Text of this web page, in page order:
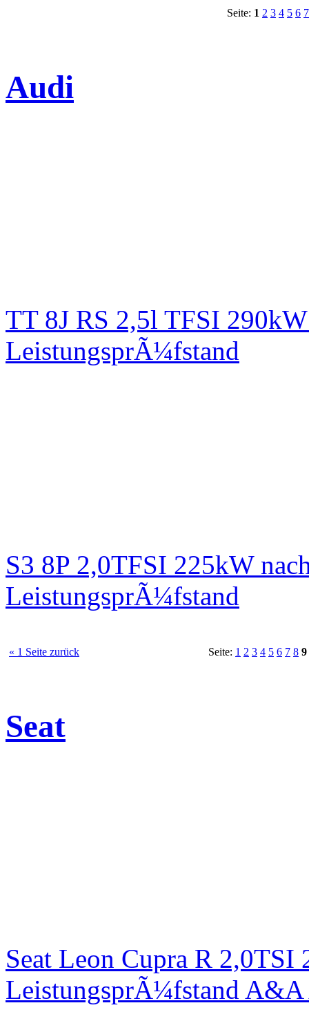
Seite: 1 2 3 4 5 6 7
Audi
TT 8J RS 2,5l TFSI
LeistungsprÃ¼fstand
S3 8P 2,0TFSI 225kW
LeistungsprÃ¼fstand
« 1 Seite zurück Seite: 1 2 3 4 5 6 7 8 9
Seat
Seat Leon Cupra R
LeistungsprÃ¼fstand